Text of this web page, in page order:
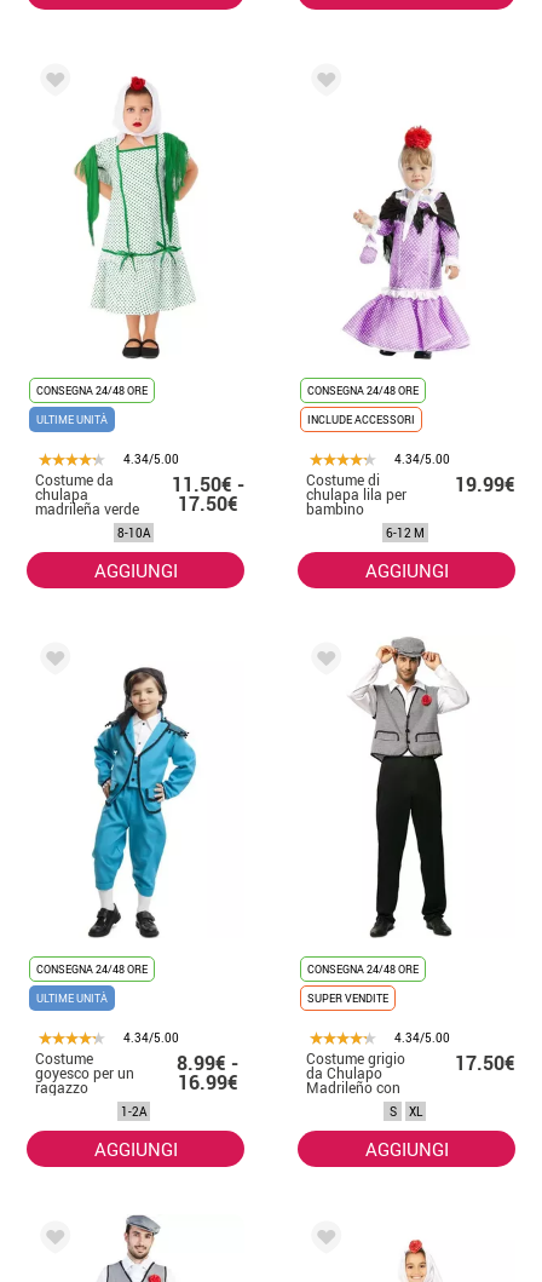
CONSEGNA 24/48 ORE
ULTIME UNITÀ
4.34/5.00
Costume da
chulapa
madrileña verde
per bambina
11.50€ -
17.50€
8-10A
AGGIUNGI
CONSEGNA 24/48 ORE
INCLUDE ACCESSORI
4.34/5.00
Costume di
chulapa lila per
bambino
19.99€
6-12 M
AGGIUNGI
CONSEGNA 24/48 ORE
ULTIME UNITÀ
4.34/5.00
Costume
goyesco per un
ragazzo
8.99€ -
16.99€
1-2A
AGGIUNGI
CONSEGNA 24/48 ORE
SUPER VENDITE
4.34/5.00
Costume grigio
da Chulapo
Madrileño con
cappello per
17.50€
S XL
AGGIUNGI